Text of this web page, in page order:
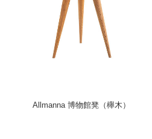
Allmanna 博物館凳（櫸木）